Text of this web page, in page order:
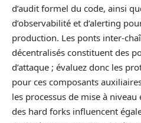
d’audit formel du code, ainsi
d’observabilité et d’alerting
production. Les ponts inter-
décentralisés constituent des
d’attaque ; évaluez donc les
pour ces composants
les processus de mise à
des hard forks influencent